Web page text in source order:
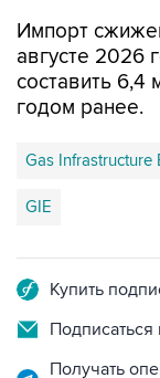
Импорт
августе 2026
составить 6,4
годом ранее.
Gas Infrastructure
GIE
Купить
Подписаться
Получать